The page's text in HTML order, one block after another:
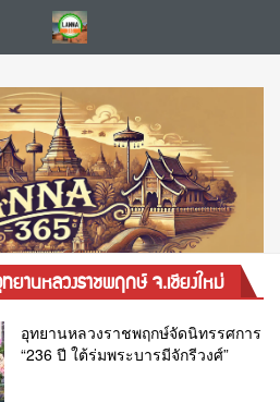
ยานหลวงราชพฤกษ์ จ.เชียงใหม่
อุทยานหลวงราชพฤกษ์จัดนิทรรศการ
“236 ปี ใต้ร่มพระบารมีจักรีวงศ์”